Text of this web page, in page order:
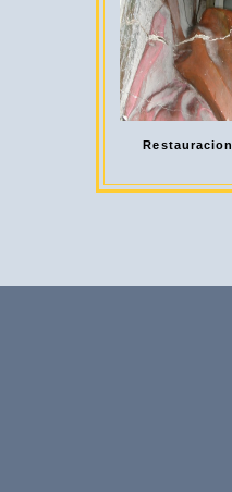
Restauracion